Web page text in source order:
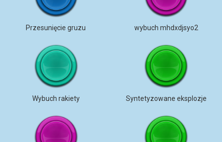
Przesunięcie gruzu wybuch mhdxdjsyo2
Wybuch rakiety Syntetyzowane eksplozje